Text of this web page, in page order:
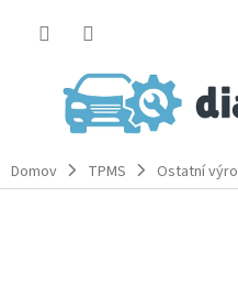
Domov TPMS Ostatní